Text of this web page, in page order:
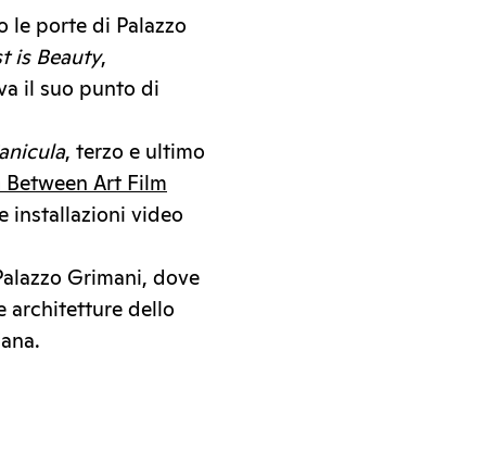
le porte di Palazzo
is Beauty,
il suo punto di
, terzo e ultimo
Between Art Film
installazioni video
Grimani, dove
architetture dello